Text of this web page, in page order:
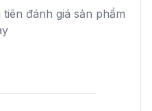
đánh giá sản phẩm